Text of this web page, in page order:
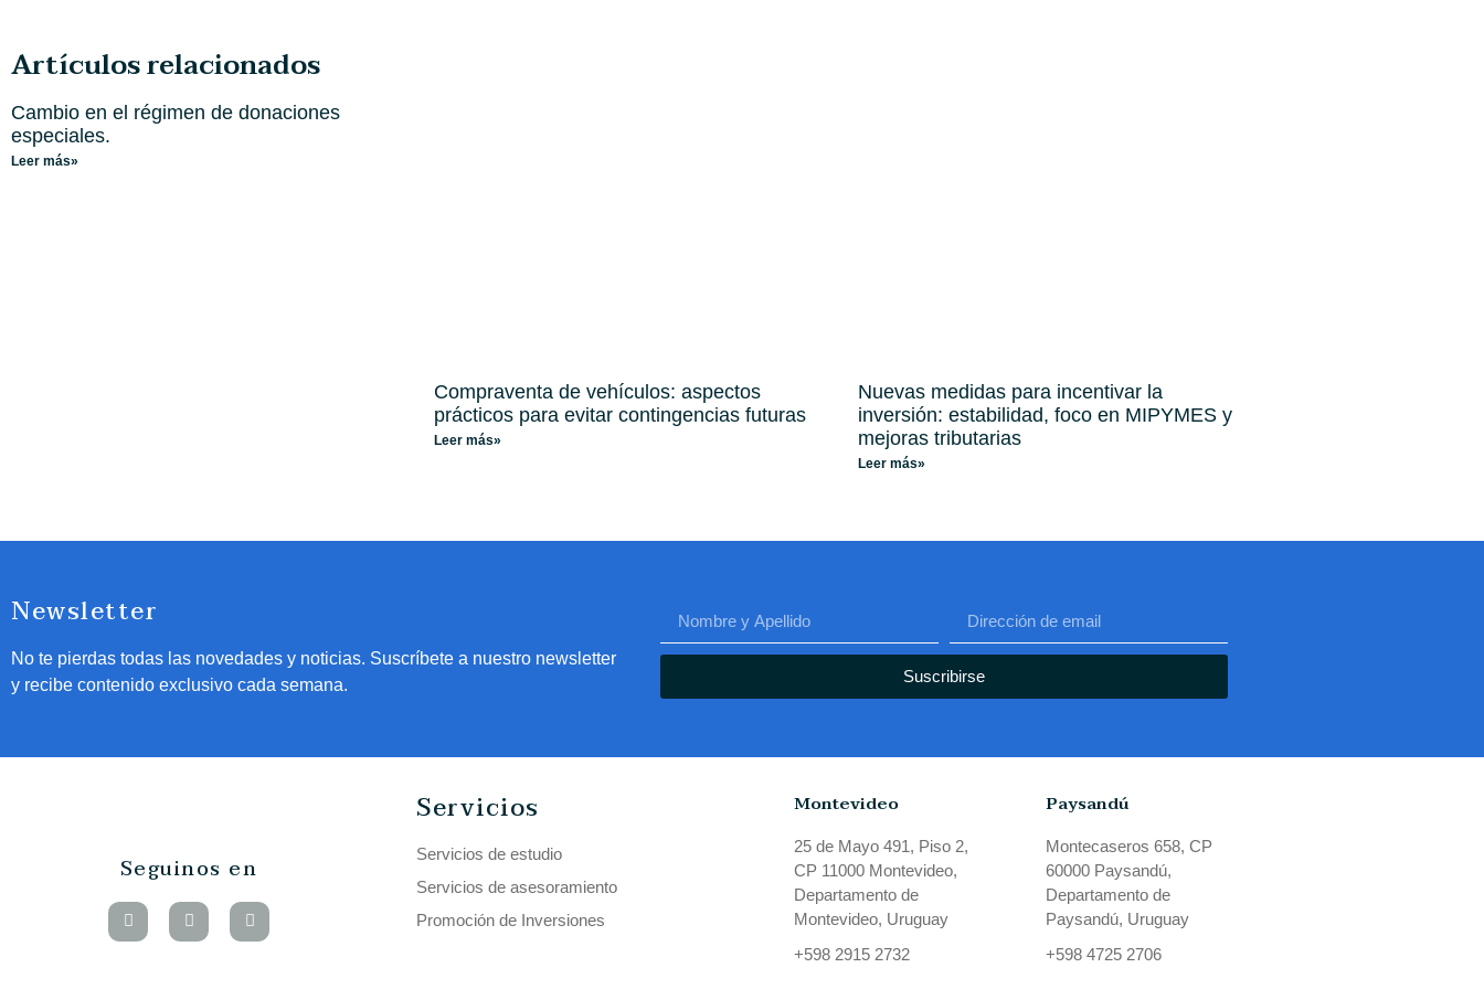
Artículos relacionados
Cambio en el régimen de donaciones
especiales.
Leer más»
Compraventa de vehículos: aspectos
prácticos para evitar contingencias futuras
Leer más»
Nuevas medidas para incentivar la
inversión: estabilidad, foco en MIPYMES y
mejoras tributarias
Leer más»
Newsletter
No te pierdas todas las novedades y noticias. Suscríbete a nuestro newsletter
y recibe contenido exclusivo cada semana.
Suscribirse
Seguinos en
Servicios
Servicios de estudio
Servicios de asesoramiento
Promoción de Inversiones
Montevideo
25 de Mayo 491, Piso 2,
CP 11000 Montevideo,
Departamento de
Montevideo, Uruguay
+598 2915 2732
Paysandú
Montecaseros 658, CP
60000 Paysandú,
Departamento de
Paysandú, Uruguay
+598 4725 2706